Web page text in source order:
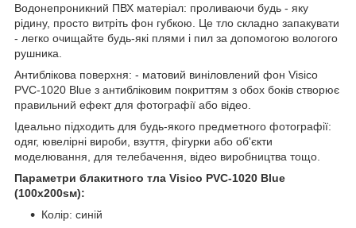
Водонепроникний ПВХ матеріал: проливаючи будь - яку
рідину, просто витріть фон губкою. Це тло складно запакувати
- легко очищайте будь-які плями і пил за допомогою вологого
рушника.
Антиблікова поверхня: - матовий виніловлений фон Visico
PVC-1020 Blue з антибліковим покриттям з обох боків створює
правильний ефект для фотографії або відео.
Ідеально підходить для будь-якого предметного фотографії:
одяг, ювелірні вироби, взуття, фігурки або об'єкти
моделювання, для телебачення, відео виробництва тощо.
Параметри блакитного тла Visico PVC-1020 Blue
(100x200sм):
Колір: синій